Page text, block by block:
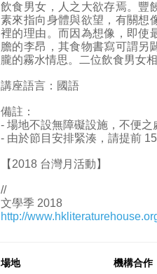
飲食男女，人之大欲存焉。豐
素來指向身體與欲望，有關想
裡的理由。而因為想像，即使
膽的李昂，其食物書寫可謂另
朧的霧水情思。二位飲食男女
講座語言：國語
備註：
- 場地不設無障礙設施，不便之
- 由於節目安排緊湊，請提前
【2018 台灣月活動】
//
文學季 2018
http://
場地
機構合作